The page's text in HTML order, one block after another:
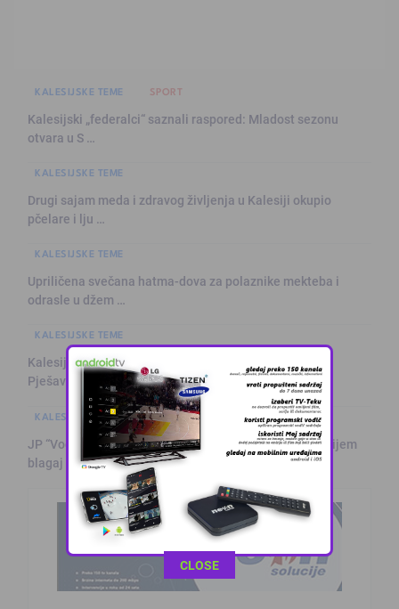
KALESIJSKE TEME SPORT
Kalesijski „federalci“ saznali raspored: Mladost sezonu
otvara u S …
KALESIJSKE TEME
Drugi sajam meda i zdravog življenja u Kalesiji okupio
pčelare i lju …
KALESIJSKE TEME
Upriličena svečana hatma-dova za polaznike mekteba i
odrasle u džem …
KALESIJSKE TEME
Kalesijski biciklisti organizovali eko akciju čišćenja
Pješavice
KALESIJSKE TEME
JP “Vodovod i kanalizacija Kalesija”: Javni oglas za prijem
blagaj …
This popup will close in:11
CLOSE